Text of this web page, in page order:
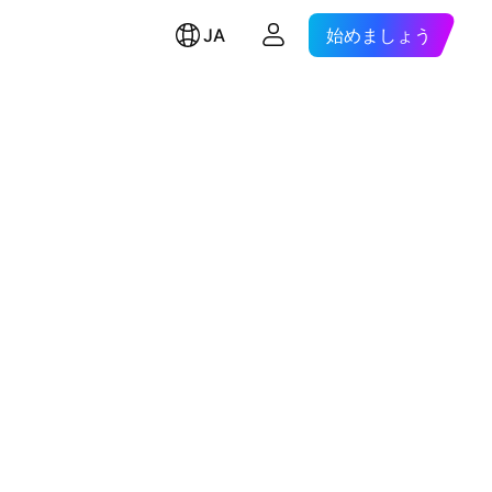
JA 始めましょう